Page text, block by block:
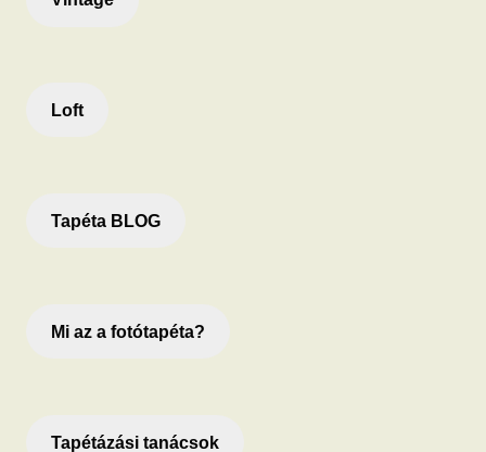
Loft
Tapéta BLOG
Mi az a fotótapéta?
Tapétázási tanácsok